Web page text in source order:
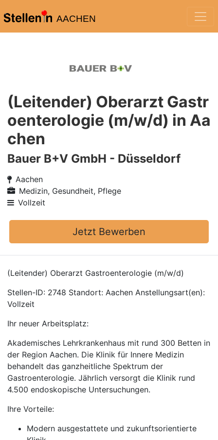
AACHEN
(Leitender) Oberarzt Gastr
oenterologie (m/w/d) in Aa
chen
Bauer B+V GmbH - Düsseldorf
Aachen
Medizin, Gesundheit, Pflege
Vollzeit
Jetzt Bewerben
(Leitender) Oberarzt Gastroenterologie (m/w/d)
Stellen-ID: 2748 Standort: Aachen Anstellungsart(en):
Vollzeit
Ihr neuer Arbeitsplatz:
Akademisches Lehrkrankenhaus mit rund 300 Betten in
der Region Aachen. Die Klinik für Innere Medizin
behandelt das ganzheitliche Spektrum der
Gastroenterologie. Jährlich versorgt die Klinik rund
4.500 endoskopische Untersuchungen.
Ihre Vorteile:
Modern ausgestattete und zukunftsorientierte